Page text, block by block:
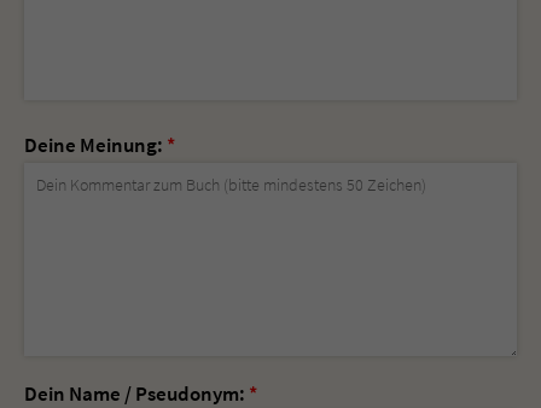
Deine Meinung: *
Dein Name / Pseudonym: *